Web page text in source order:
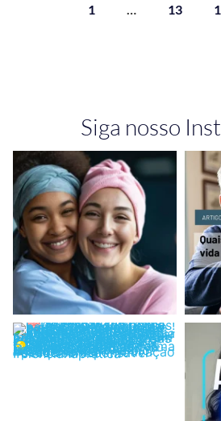
1 … 13
Siga nosso